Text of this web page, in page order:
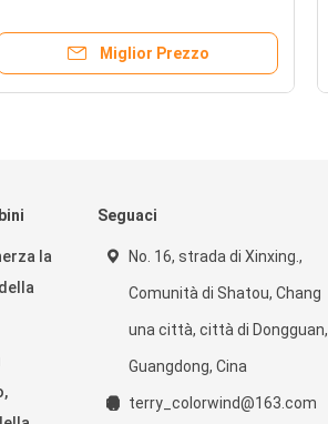
regalo
Miglior Prezzo
la
Seguaci
No. 16, strada di Xinxing.,
Comunità di Shatou, Chang
una città, città di Dongguan,
Guangdong, Cina
terry_colorwind@163.com